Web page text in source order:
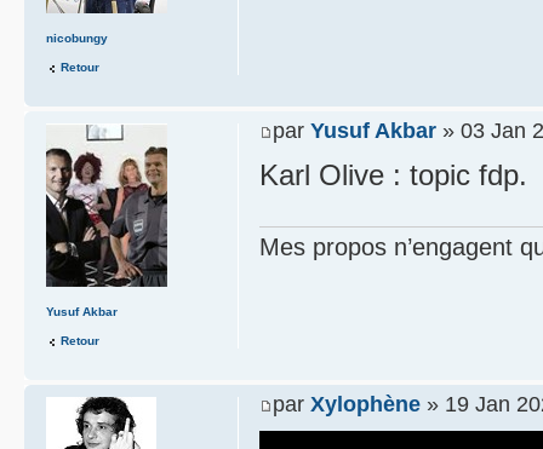
nicobungy
Retour
par Yusuf Akbar » 03 Jan
Karl Olive : topic fdp.
Mes propos n’engagent
Yusuf Akbar
Retour
par Xylophène » 19 Jan